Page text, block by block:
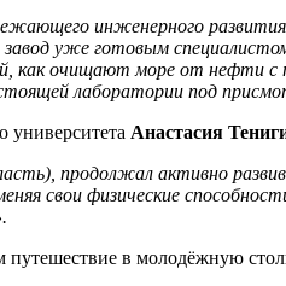
инженерного
уже готовым
как очищают море от нефти
лаборатории под
университета Анастасия
продолжал активно
свои физические
путешествие в молодёжную